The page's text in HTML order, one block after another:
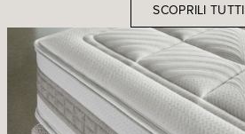
SCOPRILI TUTTI